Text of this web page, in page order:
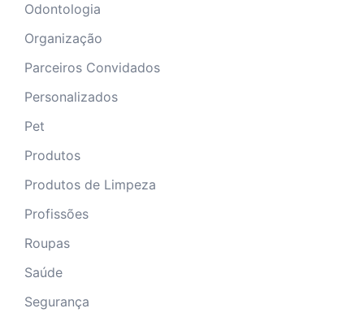
Odontologia
Organização
Parceiros Convidados
Personalizados
Pet
Produtos
Produtos de Limpeza
Profissões
Roupas
Saúde
Segurança